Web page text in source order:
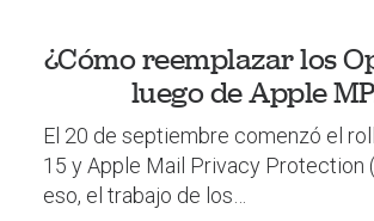
¿Cómo reemplazar los
luego de Apple
El 20 de septiembre comenzó el
15 y Apple Mail Privacy Protection
eso, el trabajo de los…